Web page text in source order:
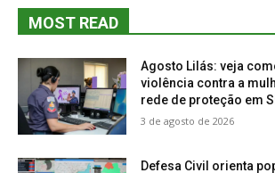
MOST READ
Agosto Lilás: veja
violência contra a
rede de proteção em
3 de agosto de 2026
Defesa Civil orienta